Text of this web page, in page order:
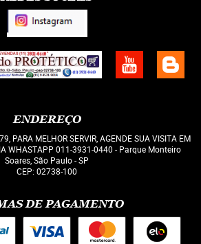
ENDEREÇO
PARA MELHOR SERVIR, AGENDE SUA VISITA EM
WHASTAPP 011-3931-0440 - Parque Monteiro
Soares, São Paulo-SP
CEP: 02738-100
DE PAGAMENTO